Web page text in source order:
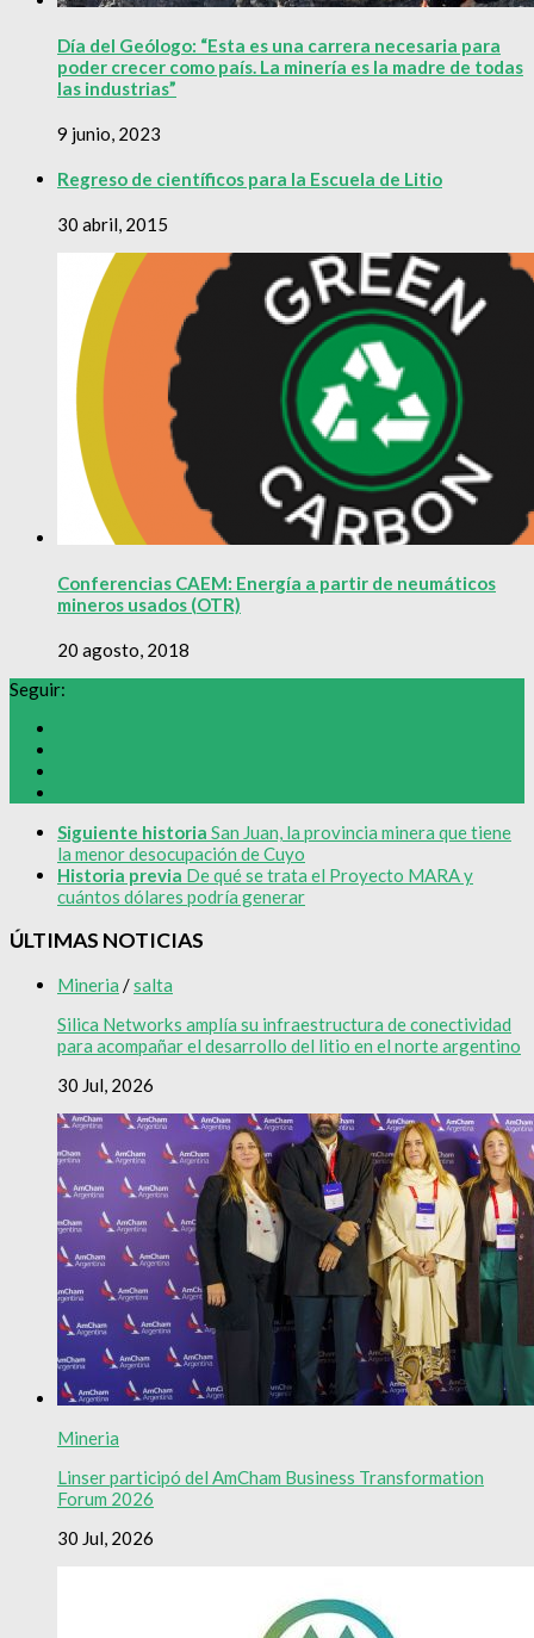
Día del Geólogo: “Esta es una carrera necesaria para
poder crecer como país. La minería es la madre de todas
las industrias”
9 junio, 2023
Regreso de científicos para la Escuela de Litio
30 abril, 2015
Conferencias CAEM: Energía a partir de neumáticos
mineros usados (OTR)
20 agosto, 2018
Seguir:
Siguiente historia San Juan, la provincia minera que tiene
la menor desocupación de Cuyo
Historia previa De qué se trata el Proyecto MARA y
cuántos dólares podría generar
ÚLTIMAS NOTICIAS
Mineria /salta
Silica Networks amplía su infraestructura de conectividad
para acompañar el desarrollo del litio en el norte argentino
30 Jul, 2026
Mineria
Linser participó del AmCham Business Transformation
Forum 2026
30 Jul, 2026